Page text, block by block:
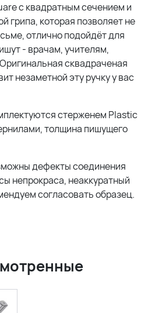
с квадратным сечением и
грипа, которая позволяет не
отлично подойдёт для
- врачам, учителям,
сквадраченая
незаметной эту ручку у вас
стерженем Plastic
толщина пишущего
дефекты соединения
непрокраса, неаккуратный
согласовать образец.